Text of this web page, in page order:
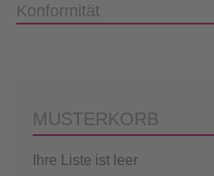
MUSTERKORB
Ihre Liste ist leer